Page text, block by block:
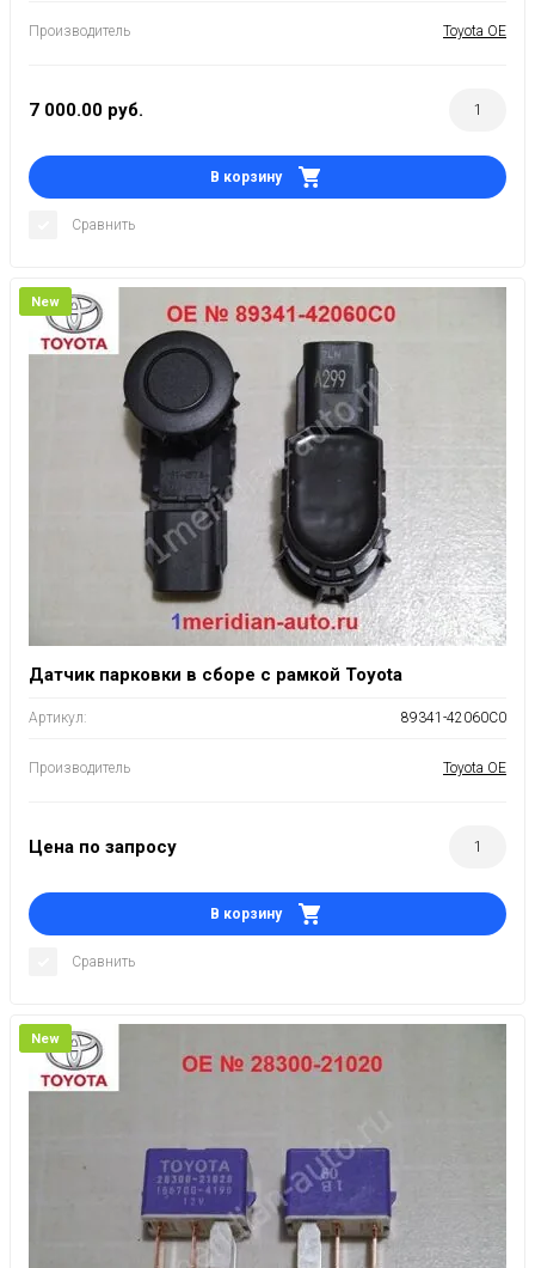
Производитель Toyota OE
7 000.00 руб.
В корзину
Сравнить
New
Датчик парковки в сборе с рамкой Toyota
Артикул: 89341-42060C0
Производитель Toyota OE
Цена по запросу
В корзину
Сравнить
New